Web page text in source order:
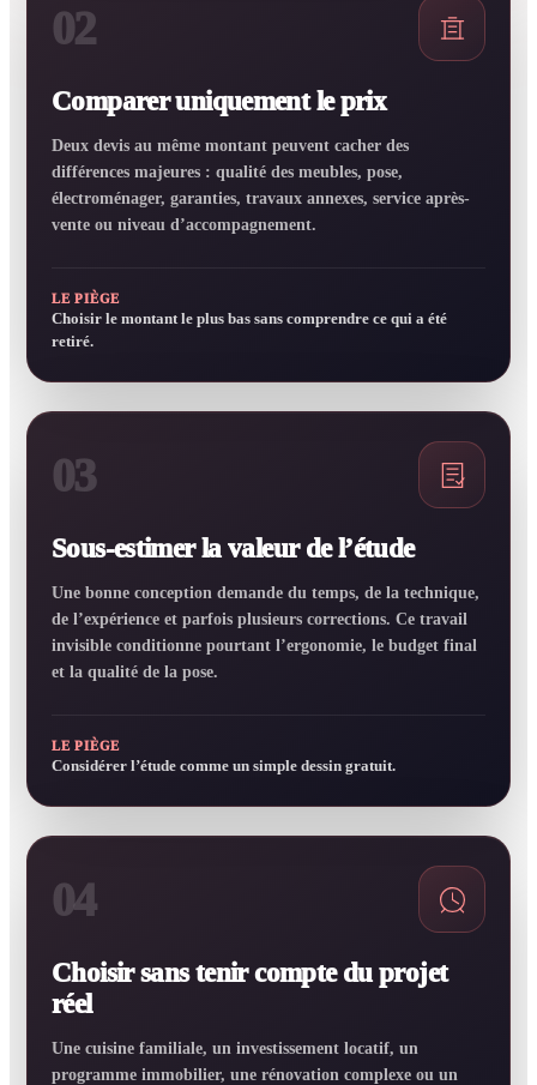
02
Comparer uniquement le prix
Deux devis au même montant peuvent cacher des
différences majeures : qualité des meubles, pose,
électroménager, garanties, travaux annexes, service après-
vente ou niveau d’accompagnement.
LE PIÈGE
Choisir le montant le plus bas sans comprendre ce qui a été
retiré.
03
Sous-estimer la valeur de l’étude
Une bonne conception demande du temps, de la technique,
de l’expérience et parfois plusieurs corrections. Ce travail
invisible conditionne pourtant l’ergonomie, le budget final
et la qualité de la pose.
LE PIÈGE
Considérer l’étude comme un simple dessin gratuit.
04
Choisir sans tenir compte du projet
réel
Une cuisine familiale, un investissement locatif, un
programme immobilier, une rénovation complexe ou un